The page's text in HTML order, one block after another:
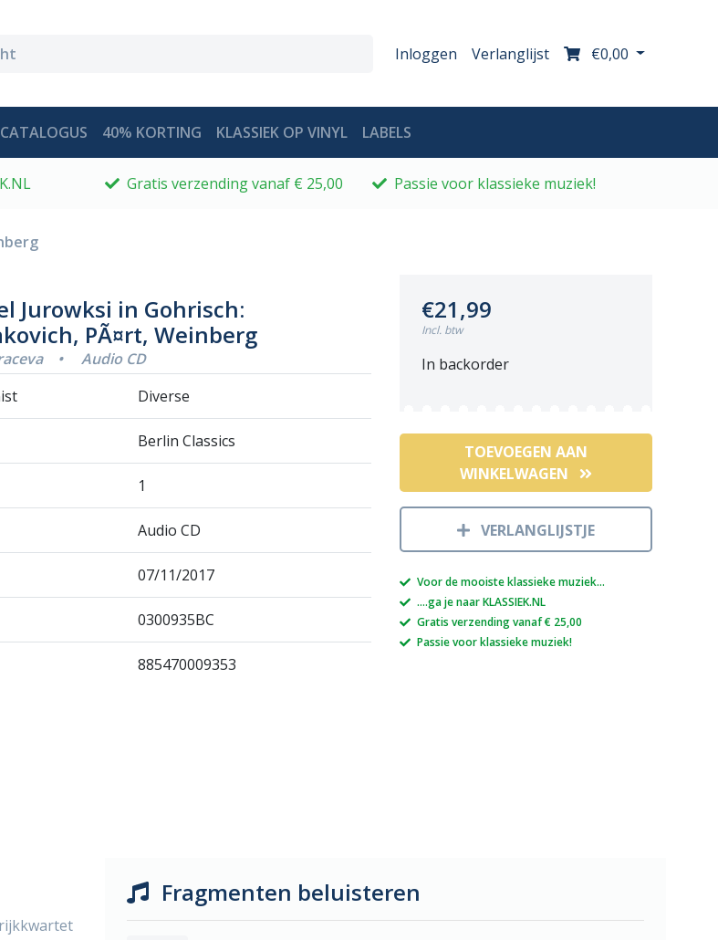
Inloggen Verlanglijst €0,00
CATALOGUS 40% KORTING KLASSIEK OP VINYL LABELS
Gratis verzending vanaf € 25,00 Passie voor klassieke muziek!
Jurowksi in Gohrisch:
PÃ¤rt, Weinberg
•
Audio CD
Diverse
Berlin Classics
1
Audio CD
07/11/2017
0300935BC
885470009353
€21,99
Incl. btw
In backorder
TOEVOEGEN AAN
WINKELWAGEN
VERLANGLIJSTJE
Voor de mooiste klassieke muziek...
....ga je naar KLASSIEK.NL
Gratis verzending vanaf € 25,00
Passie voor klassieke muziek!
Fragmenten beluisteren